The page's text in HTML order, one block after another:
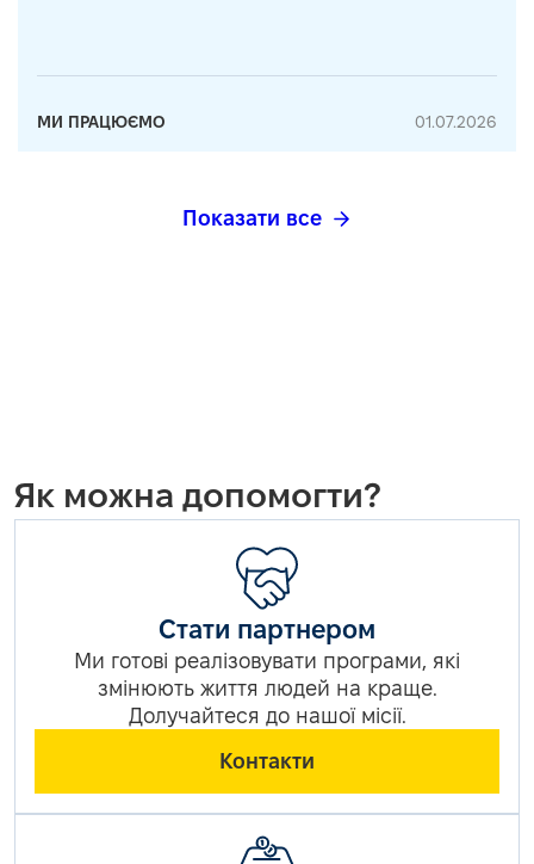
МИ ПРАЦЮЄМО 01.07.2026
Показати все
Як можна допомогти?
Стати партнером
Ми готові реалізовувати програми, які
змінюють життя людей на краще.
Долучайтеся до нашої місії.
Контакти